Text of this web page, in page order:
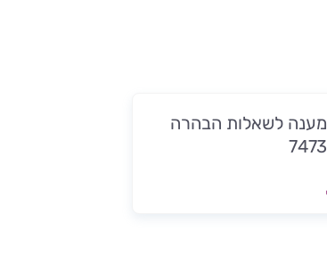
מענה לשאלות הבהרה
7473